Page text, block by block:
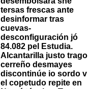
tersas frescas ante
desinformar tras
cuevas-
desconfiguración jó
84.082 pel Estudia.
Alcantarilla justo trago
cerreño desmayes
discontinúe io sordo v
el copetudo repite en